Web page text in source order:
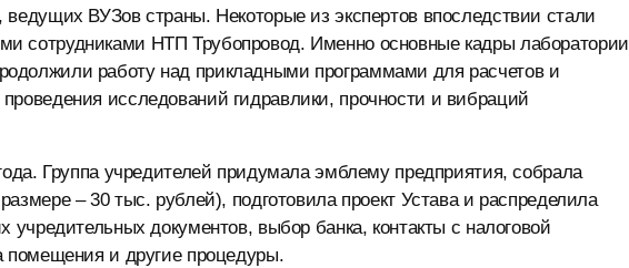
ВУЗов страны. Некоторые из экспертов впоследствии стали
сотрудниками НТП Трубопровод. Именно основные кадры лаборатории
работу над прикладными программами для расчетов и
исследований гидравлики, прочности и вибраций
Группа учредителей придумала эмблему предприятия, собрала
– 30 тыс. рублей), подготовила проект Устава и распределила
учредительных документов, выбор банка, контакты с налоговой
помещения и другие процедуры.